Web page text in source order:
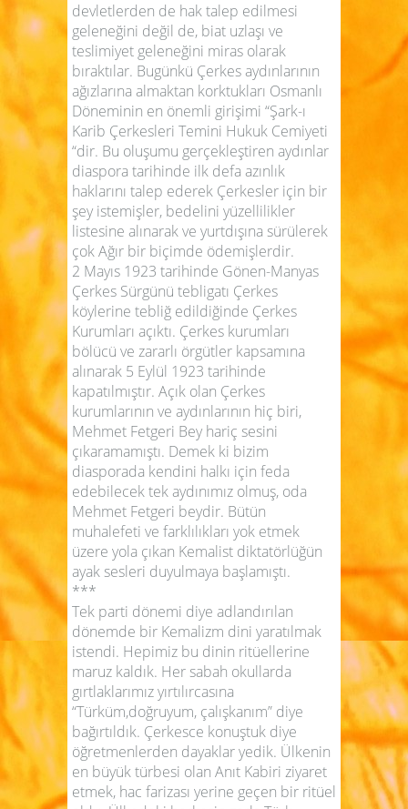
devletlerden de hak talep edilmesi
geleneğini değil de, biat uzlaşı ve
teslimiyet geleneğini miras olarak
bıraktılar. Bugünkü Çerkes aydınlarının
ağızlarına almaktan korktukları Osmanlı
Döneminin en önemli girişimi “Şark-ı
Karib Çerkesleri Temini Hukuk Cemiyeti
“dir. Bu oluşumu gerçekleştiren aydınlar
diaspora tarihinde ilk defa azınlık
haklarını talep ederek Çerkesler için bir
şey istemişler, bedelini yüzellilikler
listesine alınarak ve yurtdışına sürülerek
çok Ağır bir biçimde ödemişlerdir.
2 Mayıs 1923 tarihinde Gönen-Manyas
Çerkes Sürgünü tebligatı Çerkes
köylerine tebliğ edildiğinde Çerkes
Kurumları açıktı. Çerkes kurumları
bölücü ve zararlı örgütler kapsamına
alınarak 5 Eylül 1923 tarihinde
kapatılmıştır. Açık olan Çerkes
kurumlarının ve aydınlarının hiç biri,
Mehmet Fetgeri Bey hariç sesini
çıkaramamıştı. Demek ki bizim
diasporada kendini halkı için feda
edebilecek tek aydınımız olmuş, oda
Mehmet Fetgeri beydir. Bütün
muhalefeti ve farklılıkları yok etmek
üzere yola çıkan Kemalist diktatörlüğün
ayak sesleri duyulmaya başlamıştı.
***
Tek parti dönemi diye adlandırılan
dönemde bir Kemalizm dini yaratılmak
istendi. Hepimiz bu dinin ritüellerine
maruz kaldık. Her sabah okullarda
gırtlaklarımız yırtılırcasına
“Türküm,doğruyum, çalışkanım” diye
bağırtıldık. Çerkesce konuştuk diye
öğretmenlerden dayaklar yedik. Ülkenin
en büyük türbesi olan Anıt Kabiri ziyaret
etmek, hac farizası yerine geçen bir ritüel